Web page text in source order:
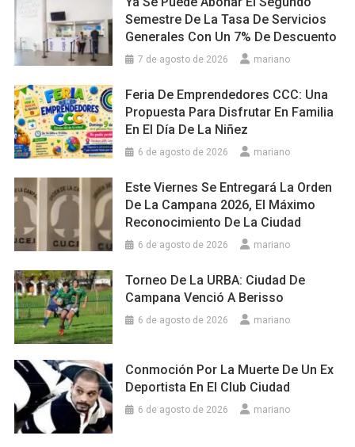
Semestre De La Tasa De Servicios
Generales Con Un 7% De Descuento
7 de agosto de 2026 mariano
Feria De Emprendedores CCC: Una
Propuesta Para Disfrutar En Familia
En El Día De La Niñez
6 de agosto de 2026 mariano
Este Viernes Se Entregará La Orden
De La Campana 2026, El Máximo
Reconocimiento De La Ciudad
6 de agosto de 2026 mariano
Torneo De La URBA: Ciudad De
Campana Venció A Berisso
6 de agosto de 2026 mariano
Conmoción Por La Muerte De Un Ex
Deportista En El Club Ciudad
6 de agosto de 2026 mariano